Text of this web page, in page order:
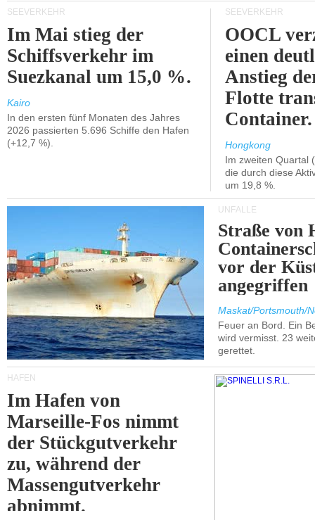
SEEVERKEHR
Im Mai stieg der
Schiffsverkehr im
Suezkanal um 15,0 %.
Kairo
In den ersten fünf Monaten des Jahres
2026 passierten 5.696 Schiffe den Hafen
(+12,7 %).
SEEVERKEHR
OOCL
einen
Anstieg
Flotte
Container.
Hongkong
Im zweiten Quartal
die durch diese
um 19,8 %.
UNFÄLLE
Straße von
vor der
angegriffen
Maskat/Portsmouth/
Feuer an Bord. Ein
wird vermisst. 23
gerettet.
HÄFEN
Im Hafen von
Marseille-Fos nimmt
der Stückgutverkehr
zu, während der
Massengutverkehr
abnimmt.